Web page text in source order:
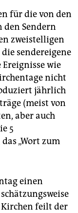
für die von den
den Sendern
zweistelligen
sendereigene
wie
nicht
jährlich
(meist von
aber auch
5
„Wort zum
einen
Kirchen feilt der